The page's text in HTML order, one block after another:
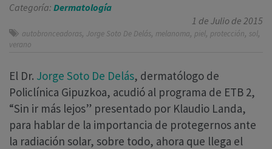
Categoría: Dermatología
1 de Julio de 2015
autobronceadoras, Jorge Soto De Delás, melanoma, piel, protección, sol,
verano
El Dr. Jorge Soto De Delás, dermatólogo de
Policlínica Gipuzkoa, acudió al programa de ETB 2,
“Sin ir más lejos” presentado por Klaudio Landa,
para hablar de la importancia de protegernos ante
la radiación solar, sobre todo, ahora que llega el